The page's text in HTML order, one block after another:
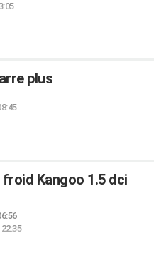
plus
Kangoo 1.5 dci